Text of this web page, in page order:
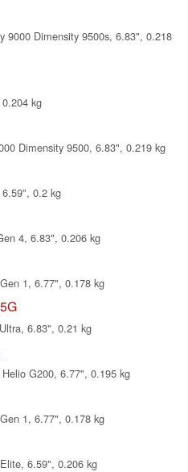
9000 Dimensity 9500s, 6.83", 0.218
kg
Dimensity 9500, 6.83", 0.219 kg
0.2 kg
4, 6.83", 0.206 kg
1, 6.77", 0.178 kg
6.83", 0.21 kg
G200, 6.77", 0.195 kg
1, 6.77", 0.178 kg
6.59", 0.206 kg